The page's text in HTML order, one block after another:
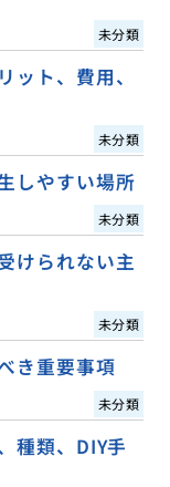
未分類
ット、費用、
未分類
しやすい場所
未分類
けられない主
未分類
き重要事項
未分類
種類、DIY手